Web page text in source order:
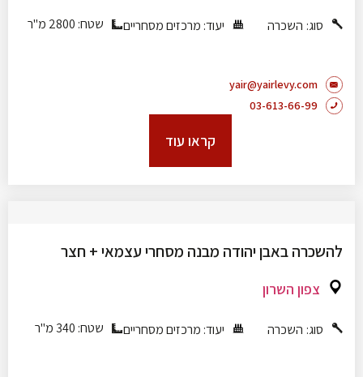
סוג: השכרה יעוד: מרכזים מסחריים שטח: 2800 מ"ר
yair@yairlevy.com
03-613-66-99
קראו עוד
להשכרה באבן יהודה מבנה מסחרי עצמאי + חצר
צפון השרון
סוג: השכרה יעוד: מרכזים מסחריים שטח: 340 מ"ר